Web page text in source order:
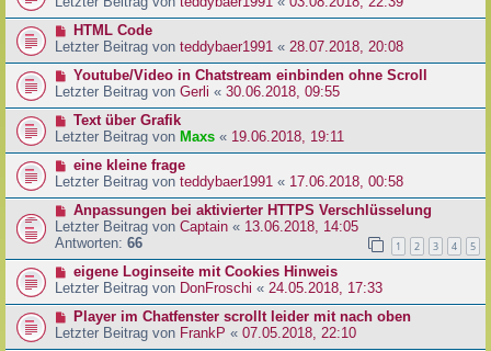
HTML Code
Letzter Beitrag von teddybaer1991 « 28.07.2018, 20:08
Youtube/Video in Chatstream einbinden ohne Scroll
Letzter Beitrag von Gerli « 30.06.2018, 09:55
Text über Grafik
Letzter Beitrag von Maxs « 19.06.2018, 19:11
eine kleine frage
Letzter Beitrag von teddybaer1991 « 17.06.2018, 00:58
Anpassungen bei aktivierter HTTPS Verschlüsselung
Letzter Beitrag von Captain « 13.06.2018, 14:05
Antworten: 66 1 2 3 4 5
eigene Loginseite mit Cookies Hinweis
Letzter Beitrag von DonFroschi « 24.05.2018, 17:33
Player im Chatfenster scrollt leider mit nach oben
Letzter Beitrag von FrankP « 07.05.2018, 22:10